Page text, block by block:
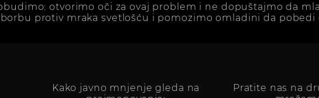
otvorimo oči za ovaj problem i ne dopuštajmo da
protiv mraka svetlošću i pomozimo omladini da pobedi
Kako javno mnjenje gleda na
Pratite nas na